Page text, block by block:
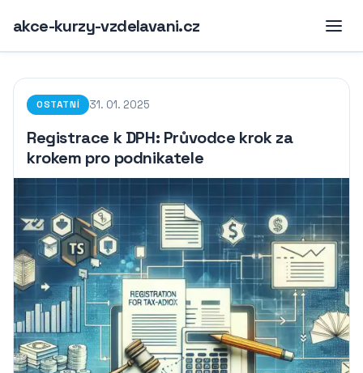
akce-kurzy-vzdelavani.cz
OSTATNÍ 31. 01. 2025
Registrace k DPH: Průvodce krok za
krokem pro podnikatele